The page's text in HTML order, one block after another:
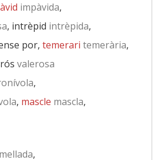
impàvida,
, intrèpid intrèpida,
por, temerari temerària,
valerosa
,
, mascle mascla,
,